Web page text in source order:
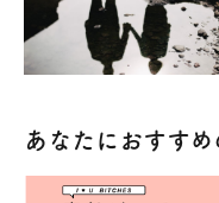
あなたにおすすめ